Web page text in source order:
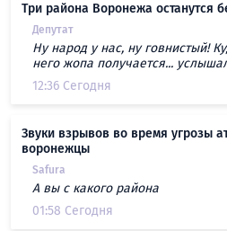
Три района Воронежа останутся
Депутат
Ну народ у нас, ну говнистый!
него жопа получается...
12:36 Сегодня
Звуки взрывов во время угрозы
воронежцы
Safura
А вы с какого района
01:58 Сегодня